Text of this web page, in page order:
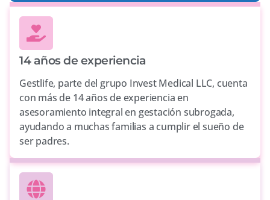
14 años de experiencia
Gestlife, parte del grupo Invest Medical LLC, cuenta
con más de 14 años de experiencia en
asesoramiento integral en gestación subrogada,
ayudando a muchas familias a cumplir el sueño de
ser padres.